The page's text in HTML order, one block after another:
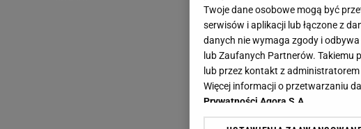
Twoje dane osobowe mogą być
serwisów i aplikacji lub łączone z
danych nie wymaga zgody i
lub Zaufanych Partnerów. Takiemu
lub przez kontakt z
Więcej informacji o przetwarzaniu
Prywatności Agora S.A.